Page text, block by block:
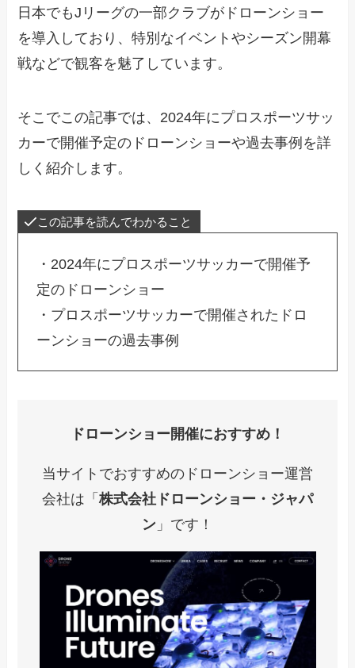
日本でもJリーグの一部クラブがドローンショー
を導入しており、特別なイベントやシーズン開幕
戦などで観客を魅了しています。
そこでこの記事では、2024年にプロスポーツサッ
カーで開催予定のドローンショーや過去事例を詳
しく紹介します。
この記事を読んでわかること
・2024年にプロスポーツサッカーで開催予
定のドローンショー
・プロスポーツサッカーで開催されたドロ
ーンショーの過去事例
ドローンショー開催におすすめ！
当サイトでおすすめのドローンショー運営
会社は「 株式会社ドローンショー・ジャパ
ン 」です！